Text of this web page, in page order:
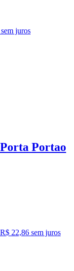
sem juros
Portao
R$ 22,86 sem juros